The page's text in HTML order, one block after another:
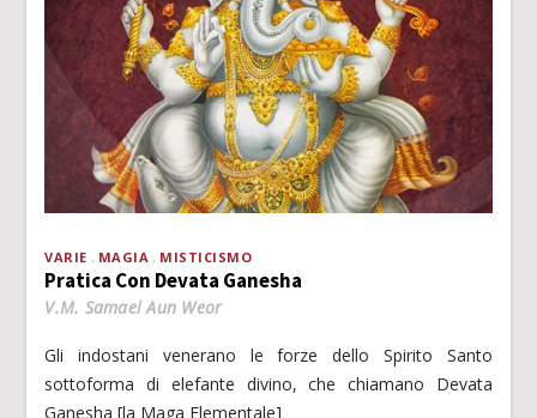
VARIE MAGIA MISTICISMO
Pratica Con Devata Ganesha
V.M. Samael Aun Weor
Gli indostani venerano le forze dello Spirito Santo
sottoforma di elefante divino, che chiamano Devata
Ganesha [la Maga Elementale]